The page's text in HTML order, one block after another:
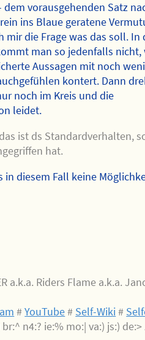
dem vorausgehenden Satz
ins Blaue geratene
mir die Frage was das soll. In
man so jedenfalls nicht,
Aussagen mit noch
kontert. Dann
noch im Kreis und die
leidet.
ist ds Standardverhalten,
hat.
in diesem Fall keine
a.k.a. Riders Flame a.k.a.
#YouTube# Self-Wiki#
n4:? ie:% mo:| va:) js:)